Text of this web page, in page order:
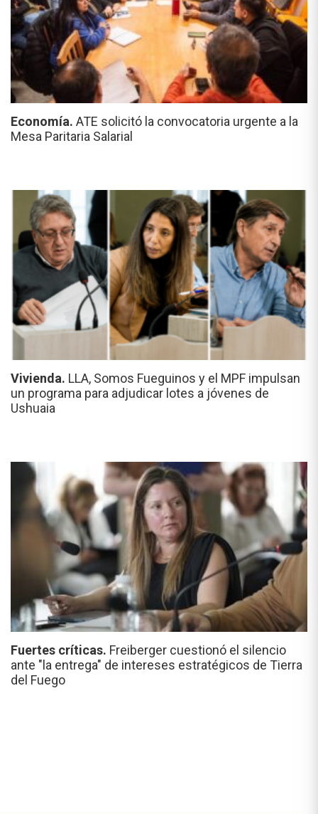
Economía. ATE solicitó la convocatoria urgente a la
Mesa Paritaria Salarial
Vivienda. LLA, Somos Fueguinos y el MPF impulsan
un programa para adjudicar lotes a jóvenes de
Ushuaia
Fuertes críticas. Freiberger cuestionó el silencio
ante "la entrega" de intereses estratégicos de Tierra
del Fuego